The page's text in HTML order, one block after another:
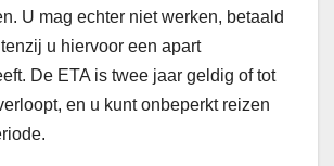
U mag echter niet werken, betaald
u hiervoor een apart
De ETA is twee jaar geldig of tot
en u kunt onbeperkt reizen